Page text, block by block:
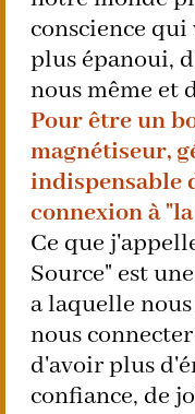
conscience
plus épanoui,
nous même et
Pour être un
magnétiseur,
indispensable
connexion à
Ce que
Source" est
a laquelle
nous
d'avoir plus
confiance, de